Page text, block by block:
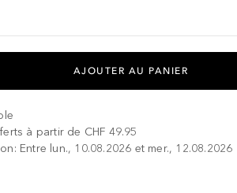
AJOUTER AU PANIER
à partir de CHF 49.95
Entre lun., 10.08.2026 et mer., 12.08.2026